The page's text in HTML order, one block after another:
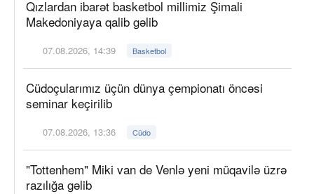
Qızlardan ibarət basketbol millimiz Şimali
Makedoniyaya qalib gəlib
07.08.2026, 14:39 Basketbol
Cüdoçularımız üçün dünya çempionatı öncəsi
seminar keçirilib
07.08.2026, 13:36 Cüdo
"Tottenhem" Miki van de Venlə yeni müqavilə üzrə
razılığa gəlib